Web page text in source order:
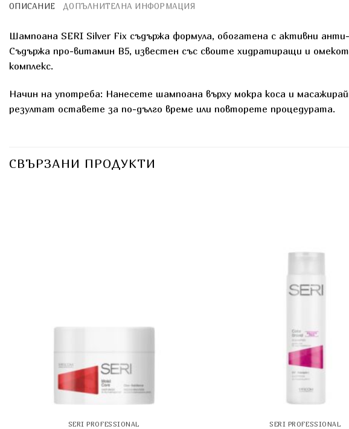
ОПИСАНИЕ ДОПЪЛНИТЕЛНА ИНФОРМАЦИЯ
Шампоана SERI Silver Fix съдържа формула, обогатена с активни
Съдържа про-витамин В5, известен със своите хидратиращи и
комплекс.
Начин на употреба: Нанесете шампоана върху мокра коса и
резултат оставете за по-дълго време или повторете процедурата.
СВЪРЗАНИ ПРОДУКТИ
SERI PROFESSIONAL SERI PROFESSIONAL